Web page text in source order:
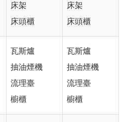
床架
床頭櫃
床架
床頭櫃
瓦斯爐
抽油煙機
流理臺
櫥櫃
瓦斯爐
抽油煙機
流理臺
櫥櫃